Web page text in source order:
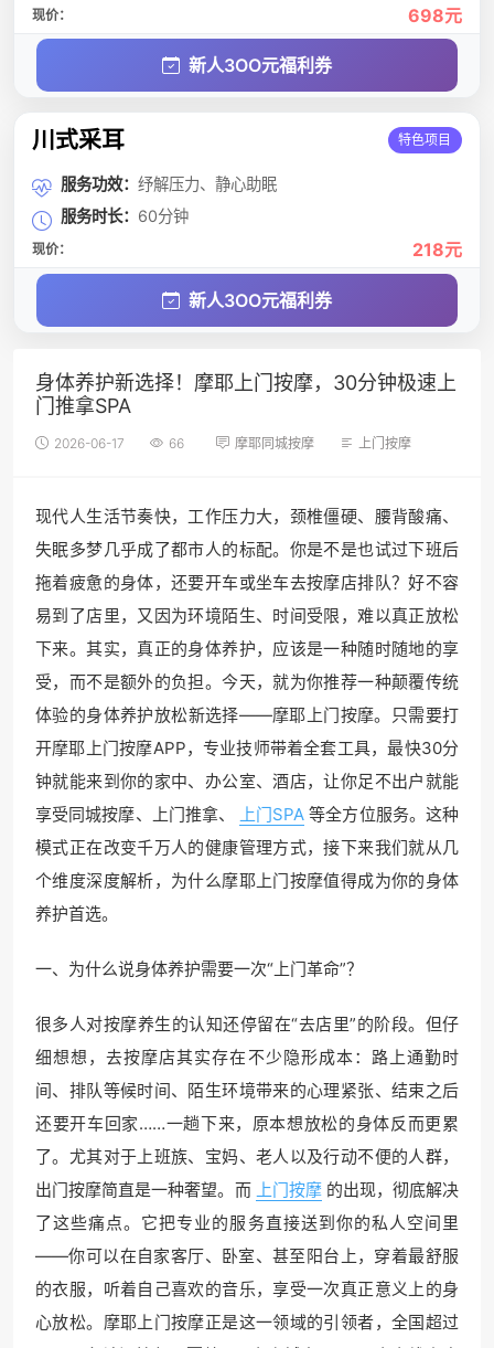
现价： 698元
新人3OO元福利券
川式采耳 特色项目
服务功效： 纾解压力、静心助眠
服务时长： 60分钟
现价： 218元
新人3OO元福利券
身体养护新选择！摩耶上门按摩，30分钟极速上
门推拿SPA
2026-06-17 66 摩耶同城按摩 上门按摩
现代人生活节奏快，工作压力大，颈椎僵硬、腰背酸痛、
失眠多梦几乎成了都市人的标配。你是不是也试过下班后
拖着疲惫的身体，还要开车或坐车去按摩店排队？好不容
易到了店里，又因为环境陌生、时间受限，难以真正放松
下来。其实，真正的身体养护，应该是一种随时随地的享
受，而不是额外的负担。今天，就为你推荐一种颠覆传统
体验的身体养护放松新选择——摩耶上门按摩。只需要打
开摩耶上门按摩APP，专业技师带着全套工具，最快30分
钟就能来到你的家中、办公室、酒店，让你足不出户就能
享受同城按摩、上门推拿、
上门SPA 等全方位服务。这种
模式正在改变千万人的健康管理方式，接下来我们就从几
个维度深度解析，为什么摩耶上门按摩值得成为你的身体
养护首选。
一、为什么说身体养护需要一次“上门革命”？
很多人对按摩养生的认知还停留在“去店里”的阶段。但仔
细想想，去按摩店其实存在不少隐形成本：路上通勤时
间、排队等候时间、陌生环境带来的心理紧张、结束之后
还要开车回家……一趟下来，原本想放松的身体反而更累
了。尤其对于上班族、宝妈、老人以及行动不便的人群，
出门按摩简直是一种奢望。而 上门按摩 的出现，彻底解决
了这些痛点。它把专业的服务直接送到你的私人空间里
——你可以在自家客厅、卧室、甚至阳台上，穿着最舒服
的衣服，听着自己喜欢的音乐，享受一次真正意义上的身
心放松。摩耶上门按摩正是这一领域的引领者，全国超过